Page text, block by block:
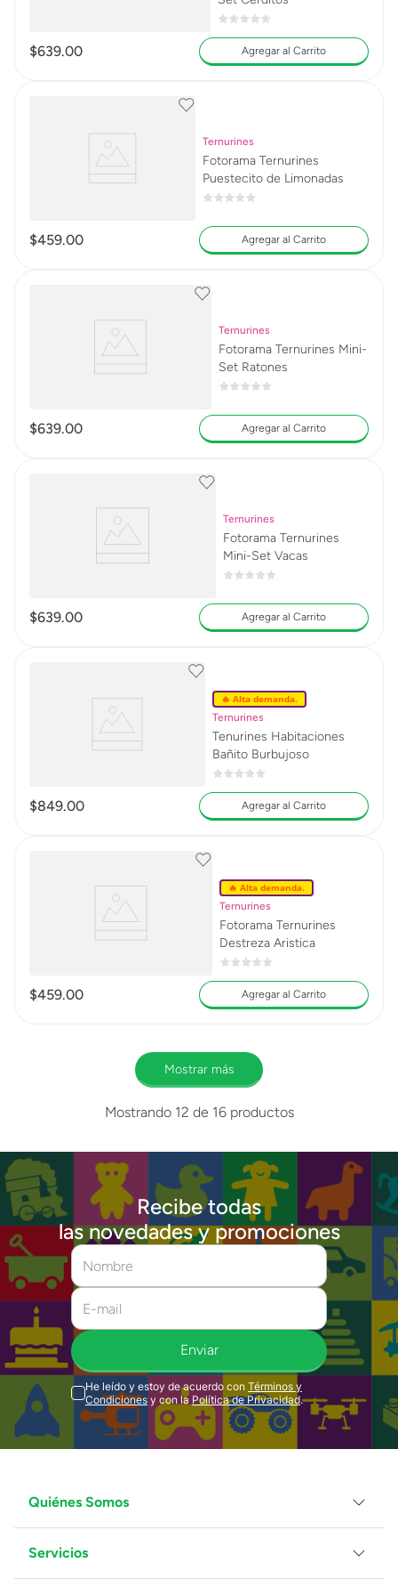
$639.00 Agregar al Carrito
Ternurines
Fotorama Ternurines
Puestecito de Limonadas
$459.00 Agregar al Carrito
Ternurines
Fotorama Ternurines Mini-
Set Ratones
$639.00 Agregar al Carrito
Ternurines
Fotorama Ternurines
Mini-Set Vacas
$639.00 Agregar al Carrito
🔥 Alta demanda.
Ternurines
Tenurines Habitaciones
Bañito Burbujoso
$849.00 Agregar al Carrito
🔥 Alta demanda.
Ternurines
Fotorama Ternurines
Destreza Aristica
$459.00 Agregar al Carrito
Mostrar más
Mostrando 12 de 16productos
Recibe todas
las novedades y promociones
Enviar
He leído y estoy de acuerdo con Términos y
Condiciones y con la Política de Privacidad.
Quiénes Somos
Grupo Juguetron
Localiza tu tienda
Servicios